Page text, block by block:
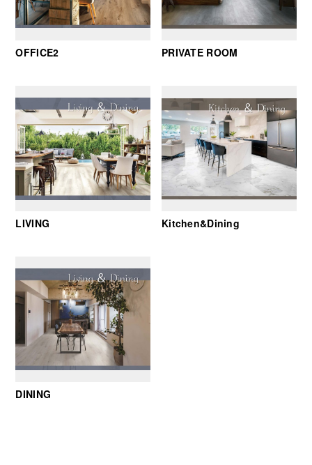
OFFICE2 PRIVATE ROOM
LIVING Kitchen&Dining
DINING